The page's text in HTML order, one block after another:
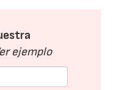
ejemplo